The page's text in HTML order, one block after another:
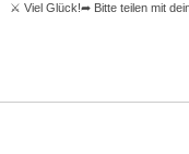
⚔ Viel Glück!➦ Bitte teilen mit